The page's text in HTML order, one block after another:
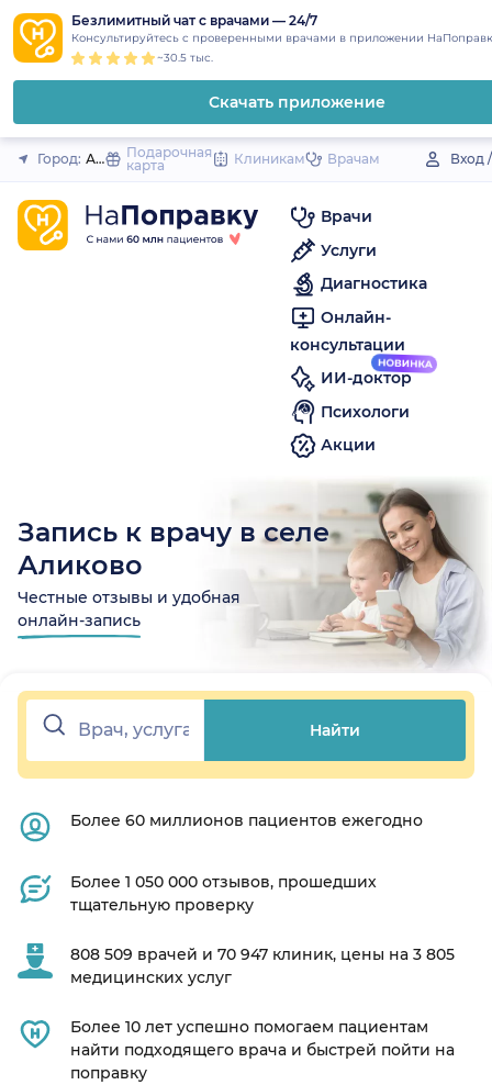
to
content
Безлимитный чат с врачами — 24/7
Консультируйтесь с проверенными врачами в приложении
~30.5 тыс.
Скачать приложение
Закрыть
Город: Аликово (село)
Подарочная
карта
Клиникам Врачам Вход
Врачи
Услуги
Диагностика
Онлайн-
консультации
ИИ-доктор
Психологи
Акции
Запись к врачу в селе
Аликово
Честные отзывы и удобная
онлайн-запись
Найти
Более 60 миллионов пациентов ежегодно
Более 1 050 000 отзывов, прошедших
тщательную проверку
808 509 врачей и 70 947 клиник, цены на 3 805
медицинских услуг
Более 10 лет успешно помогаем пациентам
найти подходящего врача и быстрей пойти на
поправку